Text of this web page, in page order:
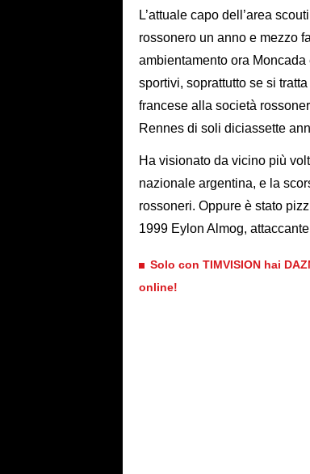
L’attuale capo dell’area
rossonero un anno e mezzo
ambientamento ora Moncada
sportivi, soprattutto se si
francese alla società
Rennes di soli diciassette
Ha visionato da vicino più
nazionale argentina, e la
rossoneri. Oppure è stato
1999 Eylon Almog,
Solo con TIMVISION hai
online!